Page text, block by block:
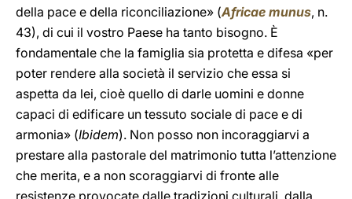
della pace e della riconciliazione» (Africae munus, n.
43), di cui il vostro Paese ha tanto bisogno. È
fondamentale che la famiglia sia protetta e difesa «per
poter rendere alla società il servizio che essa si
aspetta da lei, cioè quello di darle uomini e donne
capaci di edificare un tessuto sociale di pace e di
armonia» (Ibidem). Non posso non incoraggiarvi a
prestare alla pastorale del matrimonio tutta l’attenzione
che merita, e a non scoraggiarvi di fronte alle
resistenze provocate dalle tradizioni culturali, dalla